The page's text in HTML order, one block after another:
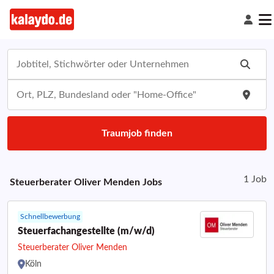
Traumjob finden
Steuerberater Oliver Menden Jobs 1 Job
Schnellbewerbung
Steuerfachangestellte (m/w/d)
Steuerberater Oliver Menden
Köln